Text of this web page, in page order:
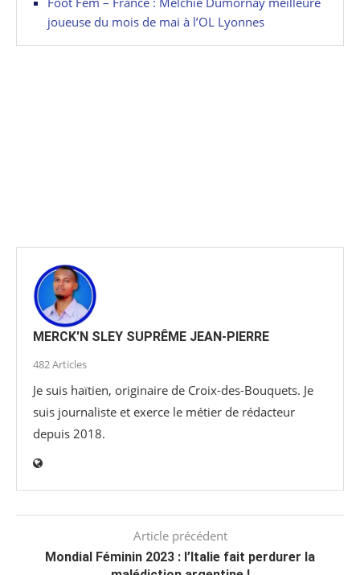
joueuse du mois de mai à l’OL Lyonnes
MERCK'N SLEY SUPRÊME JEAN-PIERRE
482 Articles
Je suis haïtien, originaire de Croix-des-Bouquets. Je
suis journaliste et exerce le métier de rédacteur
depuis 2018.
Article précédent
Mondial Féminin 2023 : l’Italie fait perdurer la